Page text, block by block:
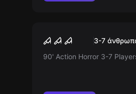
Νέος
Salvation
3-7
90' Action Horror 3-7